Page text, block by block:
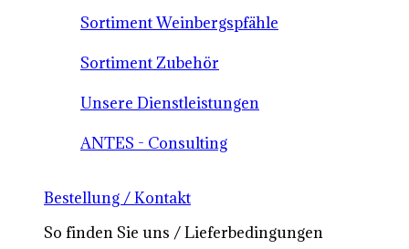
Sortiment Weinbergspfähle
Sortiment Zubehör
Unsere Dienstleistungen
ANTES - Consulting
Bestellung / Kontakt
So finden Sie uns / Lieferbedingungen